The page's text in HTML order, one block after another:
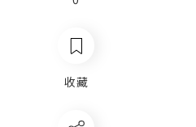
收藏